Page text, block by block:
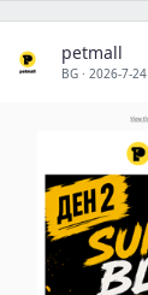
petmall
BG · 2026-7-24